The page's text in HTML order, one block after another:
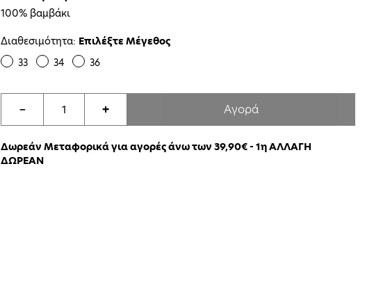
100% βαμβάκι
Διαθεσιμότητα: Επιλέξτε Μέγεθος
33 34 36
− + Αγορά
Δωρεάν Μεταφορικά για αγορές άνω των 39,90€ - 1η ΑΛΛΑΓΗ
ΔΩΡΕΑΝ